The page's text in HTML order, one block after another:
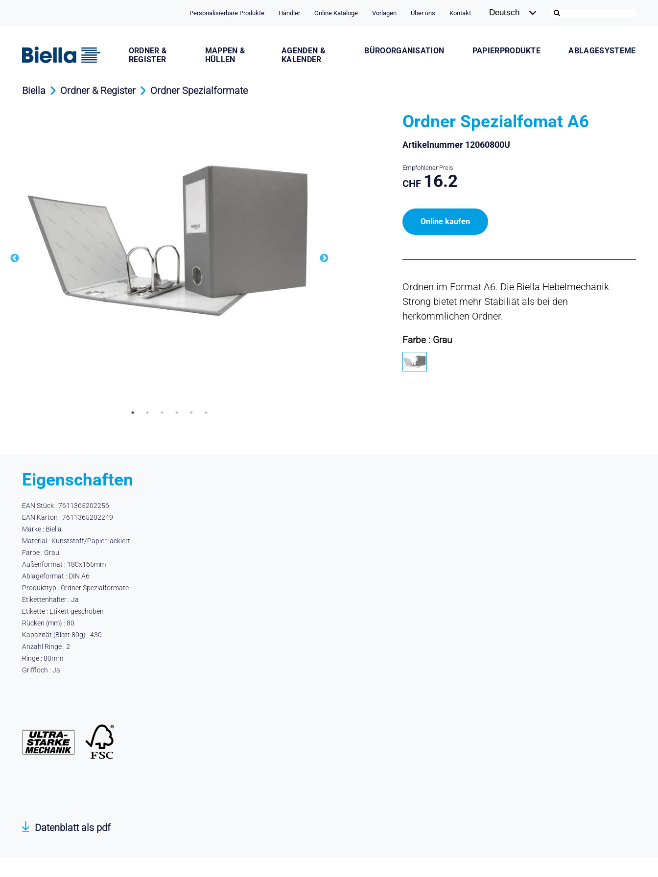
Personalisierbare Produkte Händler Online Kataloge Vorlagen Über uns Kontakt
PAPIERPRODUKTE ABLAGESYSTEME
BÜROORGANISATION
ORDNER &
REGISTER
MAPPEN &
HÜLLEN
AGENDEN &
KALENDER
Biella Ordner & Register Ordner Spezialformate
Ordner Spezialfomat A6
Artikelnummer 12060800U
Empfohlener Preis
CHF 16.2
Online kaufen
Ordnen im Format A6. Die Biella Hebelmechanik
Strong bietet mehr Stabiliät als bei den
herkömmlichen Ordner.
Farbe : Grau
Eigenschaften
EAN Stück : 7611365202256
EAN Karton : 7611365202249
Marke : Biella
Material : Kunststoff/Papier lackiert
Farbe : Grau
Außenformat : 180x165mm
Ablageformat : DIN A6
Produkttyp : Ordner Spezialformate
Etikettenhalter : Ja
Etikette : Etikett geschoben
Rücken (mm) : 80
Kapazität (Blatt 80g) : 430
Anzahl Ringe : 2
Ringe : 80mm
Griffloch : Ja
Datenblatt als pdf